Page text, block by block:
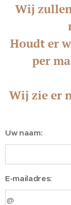
Wij
Houdt er
per
Wij zie er
Uw naam:
E-mailadres: